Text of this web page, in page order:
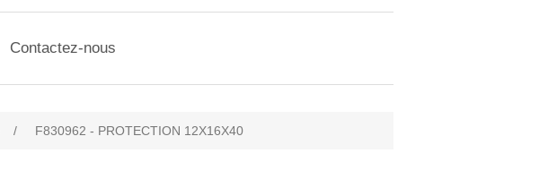
Contactez-nous
/ F830962 - PROTECTION 12X16X40